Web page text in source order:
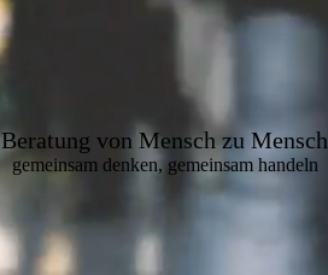
Beratung von Mensch zu Mensch
gemeinsam denken, gemeinsam handeln